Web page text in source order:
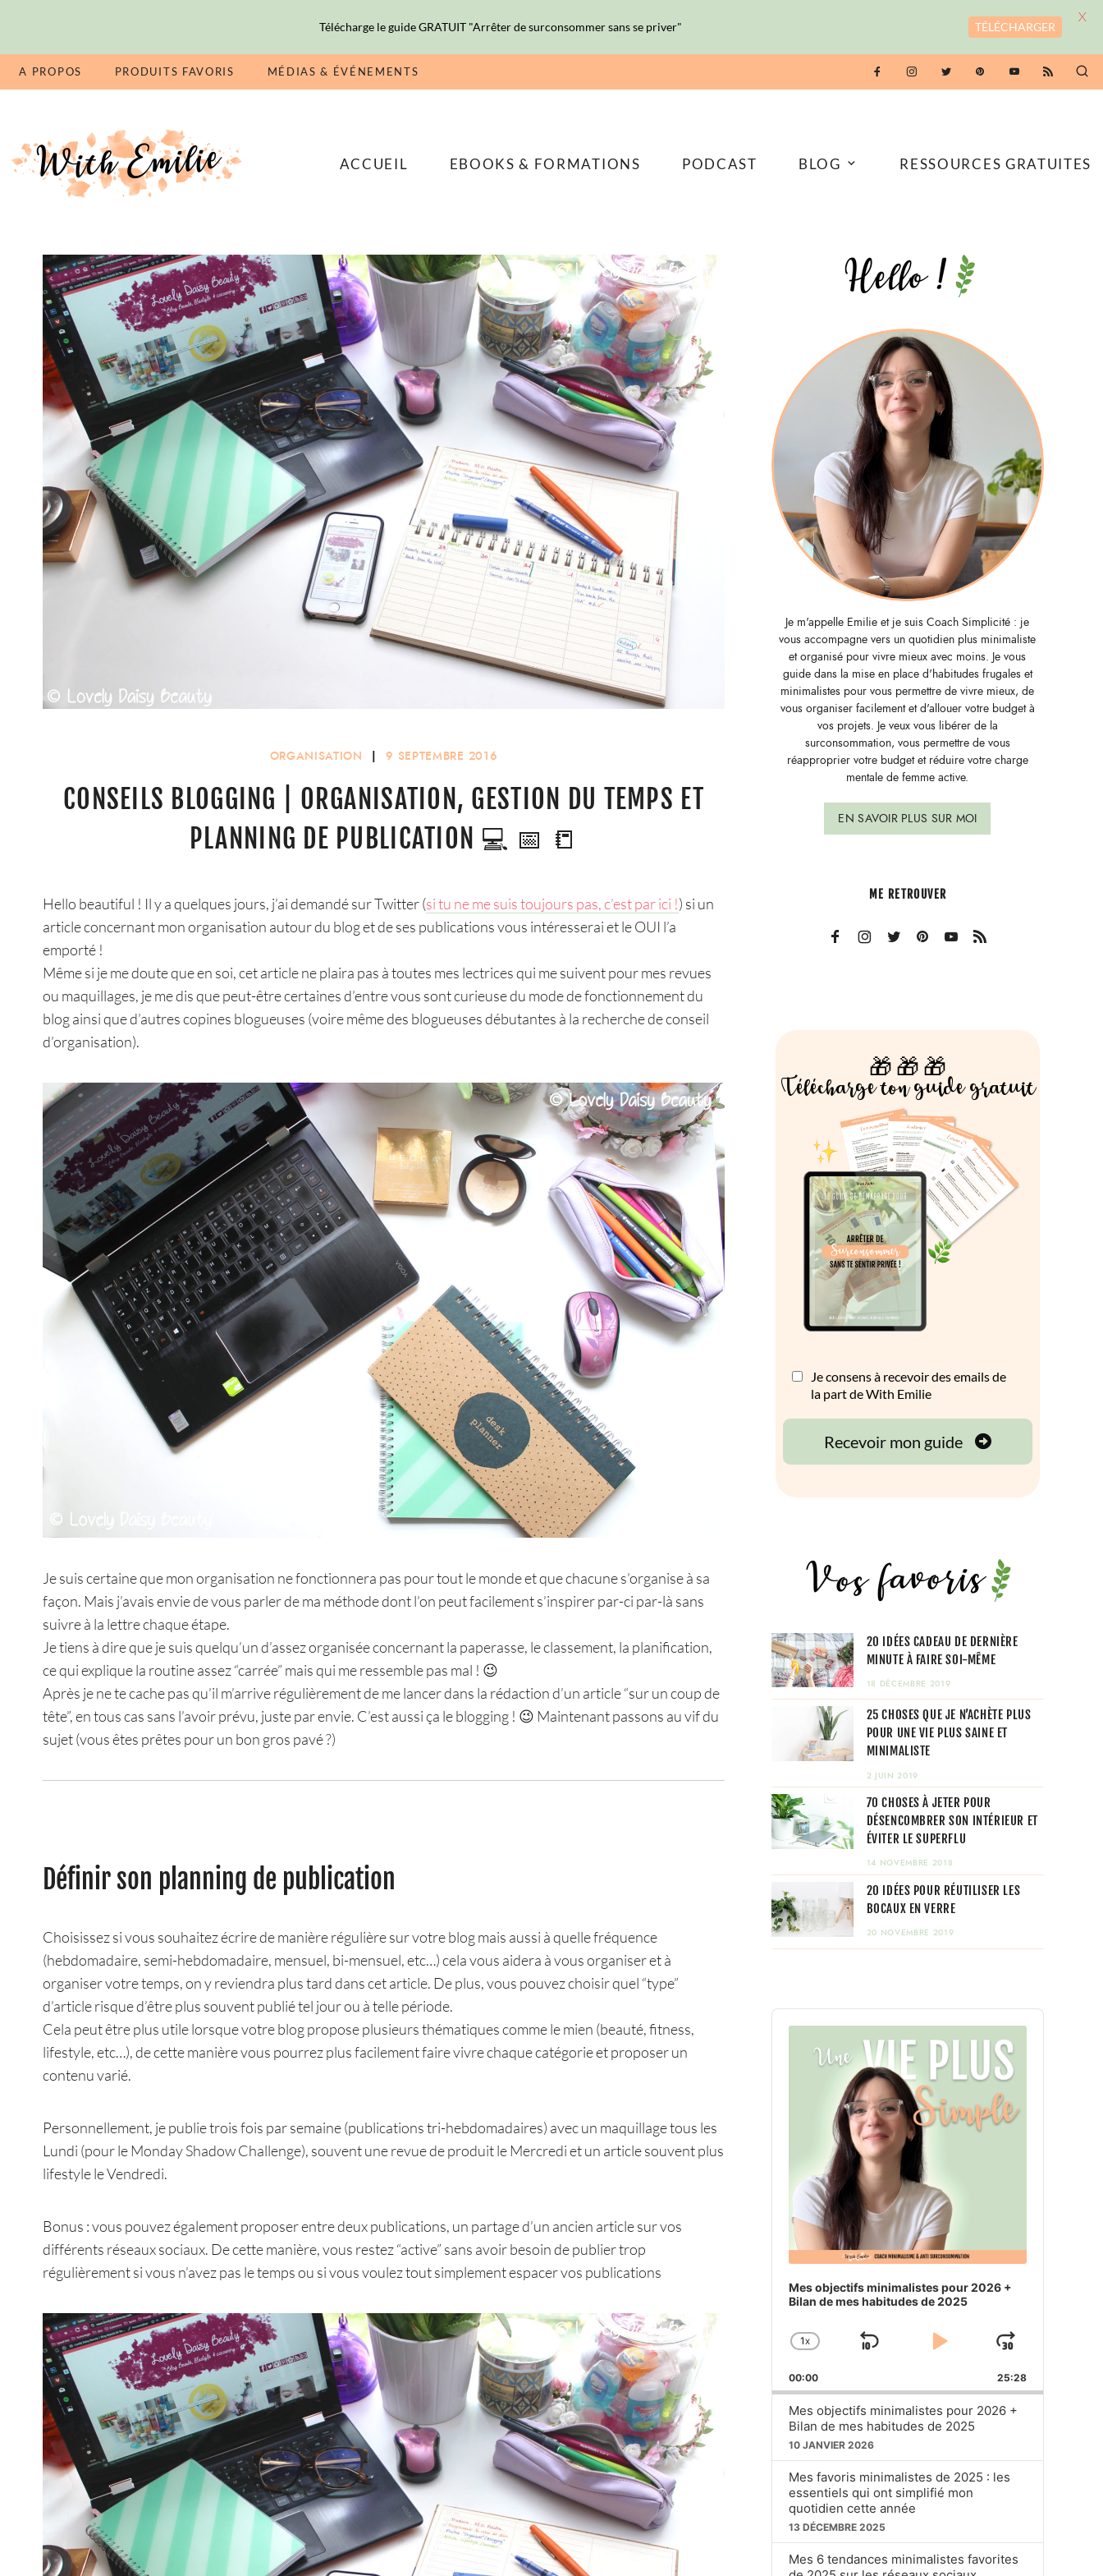
A PROPOS PRODUITS FAVORIS MÉDIAS & ÉVÉNEMENTS
ACCUEIL EBOOKS & FORMATIONS PODCAST BLOG RESSOURCES GRATUITES
ORGANISATION 9 SEPTEMBRE 2016
CONSEILS BLOGGING | ORGANISATION, GESTION DU TEMPS ET
PLANNING DE PUBLICATION 💻 📅 📒
Hello beautiful ! Il y a quelques jours, j’ai demandé sur Twitter (si tu ne me suis toujours pas, c’est par ici !) si un
article concernant mon organisation autour du blog et de ses publications vous intéresserai et le OUI l’a
emporté !
Même si je me doute que en soi, cet article ne plaira pas à toutes mes lectrices qui me suivent pour mes revues
ou maquillages, je me dis que peut-être certaines d’entre vous sont curieuse du mode de fonctionnement du
blog ainsi que d’autres copines blogueuses (voire même des blogueuses débutantes à la recherche de conseil
d’organisation).
Je suis certaine que mon organisation ne fonctionnera pas pour tout le monde et que chacune s’organise à sa
façon. Mais j’avais envie de vous parler de ma méthode dont l’on peut facilement s’inspirer par-ci par-là sans
suivre à la lettre chaque étape.
Je tiens à dire que je suis quelqu’un d’assez organisée concernant la paperasse, le classement, la planification,
ce qui explique la routine assez “carrée” mais qui me ressemble pas mal ! 😉
Après je ne te cache pas qu’il m’arrive régulièrement de me lancer dans la rédaction d’un article “sur un coup de
tête”, en tous cas sans l’avoir prévu, juste par envie. C’est aussi ça le blogging ! 😉 Maintenant passons au vif du
sujet (vous êtes prêtes pour un bon gros pavé ?)
Définir son planning de publication
Choisissez si vous souhaitez écrire de manière régulière sur votre blog mais aussi à quelle fréquence
(hebdomadaire, semi-hebdomadaire, mensuel, bi-mensuel, etc…) cela vous aidera à vous organiser et à
organiser votre temps, on y reviendra plus tard dans cet article. De plus, vous pouvez choisir quel “type”
d’article risque d’être plus souvent publié tel jour ou à telle période.
Cela peut être plus utile lorsque votre blog propose plusieurs thématiques comme le mien (beauté, fitness,
lifestyle, etc…), de cette manière vous pourrez plus facilement faire vivre chaque catégorie et proposer un
contenu varié.
Personnellement, je publie trois fois par semaine (publications tri-hebdomadaires) avec un maquillage tous les
Lundi (pour le Monday Shadow Challenge), souvent une revue de produit le Mercredi et un article souvent plus
lifestyle le Vendredi.
Bonus : vous pouvez également proposer entre deux publications, un partage d’un ancien article sur vos
différents réseaux sociaux. De cette manière, vous restez “active” sans avoir besoin de publier trop
régulièrement si vous n’avez pas le temps ou si vous voulez tout simplement espacer vos publications
Je m'appelle Emilie et je suis Coach Simplicité : je
vous accompagne vers un quotidien plus minimaliste
et organisé pour vivre mieux avec moins. Je vous
guide dans la mise en place d'habitudes frugales et
minimalistes pour vous permettre de vivre mieux, de
vous organiser facilement et d'allouer votre budget à
vos projets. Je veux vous libérer de la
surconsommation, vous permettre de vous
réapproprier votre budget et réduire votre charge
mentale de femme active.
EN SAVOIR PLUS SUR MOI
ME RETROUVER
20 IDÉES CADEAU DE DERNIÈRE
MINUTE À FAIRE SOI-MÊME
18 DÉCEMBRE 2019
25 CHOSES QUE JE N’ACHÈTE PLUS
POUR UNE VIE PLUS SAINE ET
MINIMALISTE
2 JUIN 2019
70 CHOSES À JETER POUR
DÉSENCOMBRER SON INTÉRIEUR ET
ÉVITER LE SUPERFLU
14 NOVEMBRE 2018
20 IDÉES POUR RÉUTILISER LES
BOCAUX EN VERRE
20 NOVEMBRE 2019
Audio
Player
Mes objectifs minimalistes pour 2026 +
Bilan de mes habitudes de 2025
CHANGE
RATE
1X
SKIP
BACKWARD
PLAY
PAUSE
JUMP
00:00 25:28
Mes objectifs minimalistes pour 2026 +
Bilan de mes habitudes de 2025
10 JANVIER 2026
Mes favoris minimalistes de 2025 : les
essentiels qui ont simplifié mon
quotidien cette année
13 DÉCEMBRE 2025
Mes 6 tendances minimalistes favorites
Télécharge le guide GRATUIT "Arrêter de surconsommer sans se priver" TÉLÉCHARGER
X